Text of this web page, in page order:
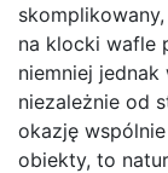
na klocki wafle
niemniej jednak
niezależnie od
okazję
obiekty, to